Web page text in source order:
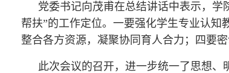
党委书记向茂甫在总结讲话中表示，
帮扶”的工作定位。一要强化学生专业认
整合各方资源，凝聚协同育人合力；四要
此次会议的召开，进一步统一了思想